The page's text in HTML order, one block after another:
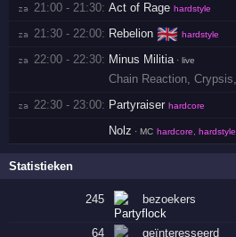
za 21:00 - 21:30: Act of Rage hardstyle
za 21:30 - 22:00: Rebelion 🇬🇧 hardstyle
za 22:00 - 22:30: Minus Militia· live
Chain Reaction ,Crypsis
za 22:30 - 23:00: Partyraiser hardcore
Nolz · MC hardcore, hardstyle
Statistieken
245 bezoekers
64 geïnteresseerd